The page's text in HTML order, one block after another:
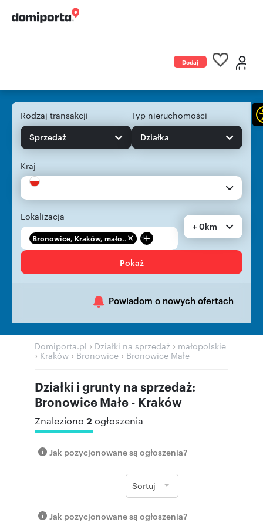
Dodaj
Rodzaj transakcji
Sprzedaż
Typ nieruchomości
Działka
Kraj
Lokalizacja
Bronowice, Kraków, mało... +
+ 0km
Pokaż
Powiadom o nowych ofertach
Domiporta.pl › Działki na sprzedaż › małopolskie
› Kraków › Bronowice › Bronowice Małe
Działki i grunty na sprzedaż:
Bronowice Małe - Kraków
Znaleziono 2 ogłoszenia
Jak pozycjonowane są ogłoszenia?
Sortuj
Jak pozycjonowane są ogłoszenia?